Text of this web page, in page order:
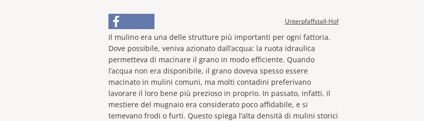
Unterpfaffstall-Hof
Il mulino era una delle strutture più importanti per ogni fattoria.
Dove possibile, veniva azionato dall’acqua: la ruota idraulica
permetteva di macinare il grano in modo efficiente. Quando
l’acqua non era disponibile, il grano doveva spesso essere
macinato in mulini comuni, ma molti contadini preferivano
lavorare il loro bene più prezioso in proprio. In passato, infatti, il
mestiere del mugnaio era considerato poco affidabile, e si
temevano frodi o furti. Questo spiega l’alta densità di mulini storici